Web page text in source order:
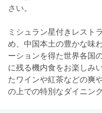
さい。
ミシュラン星付きレスト
め、中国本土の豊かな味
ーションを得た世界各国
に残る機内食をお楽しみ
たワインや紅茶などの爽
の上での特別なダイニン